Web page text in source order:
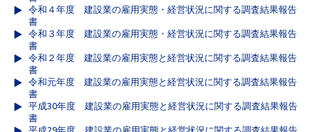
令和４年度 建設業の雇用実態・経営状況に関する調査結果報告
書
令和３年度 建設業の雇用実態・経営状況に関する調査結果報告
書
令和２年度 建設業の雇用実態と経営状況に関する調査結果報告
書
令和元年度 建設業の雇用実態と経営状況に関する調査結果報告
書
平成30年度 建設業の雇用実態と経営状況に関する調査結果報告
書